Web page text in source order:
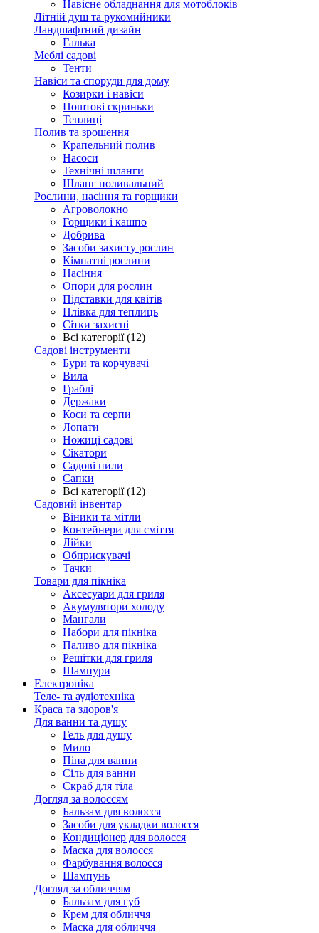
Навісне обладнання для мотоблоків
Літній душ та рукомийники
Ландшафтний дизайн
Галька
Меблі садові
Тенти
Навіси та споруди для дому
Козирки і навіси
Поштові скриньки
Теплиці
Полив та зрошення
Крапельний полив
Насоси
Технічні шланги
Шланг поливальний
Рослини, насіння та горщики
Агроволокно
Горщики і кашпо
Добрива
Засоби захисту рослин
Кімнатні рослини
Насіння
Опори для рослин
Підставки для квітів
Плівка для теплиць
Сітки захисні
Всі категорії (12)
Садові інструменти
Бури та корчувачі
Вила
Граблі
Держаки
Коси та серпи
Лопати
Ножиці садові
Сікатори
Садові пили
Сапки
Всі категорії (12)
Садовий інвентар
Віники та мітли
Контейнери для сміття
Лійки
Обприскувачі
Тачки
Товари для пікніка
Аксесуари для гриля
Акумулятори холоду
Мангали
Набори для пікніка
Паливо для пікніка
Решітки для гриля
Шампури
Електроніка
Теле- та аудіотехніка
Краса та здоров'я
Для ванни та душу
Гель для душу
Мило
Піна для ванни
Сіль для ванни
Скраб для тіла
Догляд за волоссям
Бальзам для волосся
Засоби для укладки волосся
Кондиціонер для волосся
Маска для волосся
Фарбування волосся
Шампунь
Догляд за обличчям
Бальзам для губ
Крем для обличчя
Маска для обличчя